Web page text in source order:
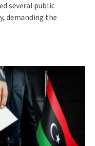
several public
demanding the